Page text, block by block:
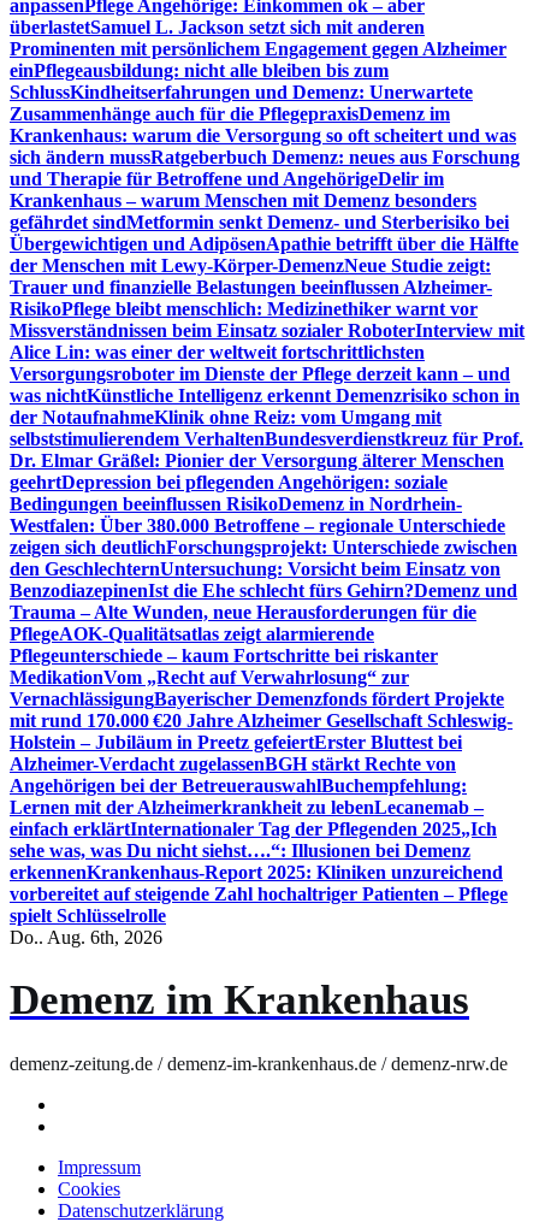
anpassenPflege Angehörige: Einkommen ok – aber
überlastetSamuel L. Jackson setzt sich mit anderen
Prominenten mit persönlichem Engagement gegen Alzheimer
einPflegeausbildung: nicht alle bleiben bis zum
SchlussKindheitserfahrungen und Demenz: Unerwartete
Zusammenhänge auch für die PflegepraxisDemenz im
Krankenhaus: warum die Versorgung so oft scheitert und was
sich ändern mussRatgeberbuch Demenz: neues aus Forschung
und Therapie für Betroffene und AngehörigeDelir im
Krankenhaus – warum Menschen mit Demenz besonders
gefährdet sindMetformin senkt Demenz- und Sterberisiko bei
Übergewichtigen und AdipösenApathie betrifft über die Hälfte
der Menschen mit Lewy-Körper-DemenzNeue Studie zeigt:
Trauer und finanzielle Belastungen beeinflussen Alzheimer-
RisikoPflege bleibt menschlich: Medizinethiker warnt vor
Missverständnissen beim Einsatz sozialer RoboterInterview mit
Alice Lin: was einer der weltweit fortschrittlichsten
Versorgungsroboter im Dienste der Pflege derzeit kann – und
was nichtKünstliche Intelligenz erkennt Demenzrisiko schon in
der NotaufnahmeKlinik ohne Reiz: vom Umgang mit
selbststimulierendem VerhaltenBundesverdienstkreuz für Prof.
Dr. Elmar Gräßel: Pionier der Versorgung älterer Menschen
geehrtDepression bei pflegenden Angehörigen: soziale
Bedingungen beeinflussen RisikoDemenz in Nordrhein-
Westfalen: Über 380.000 Betroffene – regionale Unterschiede
zeigen sich deutlichForschungsprojekt: Unterschiede zwischen
den GeschlechternUntersuchung: Vorsicht beim Einsatz von
BenzodiazepinenIst die Ehe schlecht fürs Gehirn?Demenz und
Trauma – Alte Wunden, neue Herausforderungen für die
PflegeAOK-Qualitätsatlas zeigt alarmierende
Pflegeunterschiede – kaum Fortschritte bei riskanter
MedikationVom „Recht auf Verwahrlosung“ zur
VernachlässigungBayerischer Demenzfonds fördert Projekte
mit rund 170.000 €20 Jahre Alzheimer Gesellschaft Schleswig-
Holstein – Jubiläum in Preetz gefeiertErster Bluttest bei
Alzheimer-Verdacht zugelassenBGH stärkt Rechte von
Angehörigen bei der BetreuerauswahlBuchempfehlung:
Lernen mit der Alzheimerkrankheit zu lebenLecanemab –
einfach erklärtInternationaler Tag der Pflegenden 2025„Ich
sehe was, was Du nicht siehst….“: Illusionen bei Demenz
erkennenKrankenhaus-Report 2025: Kliniken unzureichend
vorbereitet auf steigende Zahl hochaltriger Patienten – Pflege
spielt Schlüsselrolle
Do.. Aug. 6th, 2026
Demenz im Krankenhaus
demenz-zeitung.de / demenz-im-krankenhaus.de / demenz-nrw.de
Impressum
Cookies
Datenschutzerklärung